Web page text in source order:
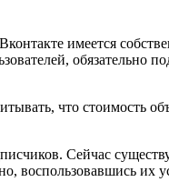
имеется
обязательно
что стоимость
Сейчас
воспользовавшись их